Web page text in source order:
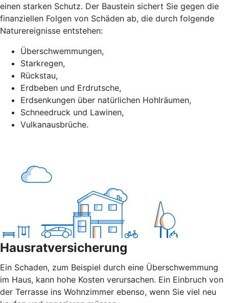
einen starken Schutz. Der Baustein sichert Sie gegen die
finanziellen Folgen von Schäden ab, die durch folgende
Naturereignisse entstehen:
Überschwemmungen,
Starkregen,
Rückstau,
Erdbeben und Erdrutsche,
Erdsenkungen über natürlichen Hohlräumen,
Schneedruck und Lawinen,
Vulkanausbrüche.
Hausratversicherung
Ein Schaden, zum Beispiel durch eine Überschwemmung
im Haus, kann hohe Kosten verursachen. Ein Einbruch von
der Terrasse ins Wohnzimmer ebenso, wenn Sie viel neu